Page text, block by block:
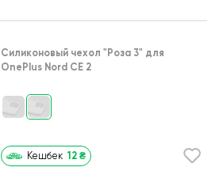
Силиконовый чехол "Роза 3" для
OnePlus Nord CE 2
Кешбек 12 ₴